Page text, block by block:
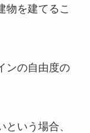
物を建てるこ
ンの自由度の
いう場合、